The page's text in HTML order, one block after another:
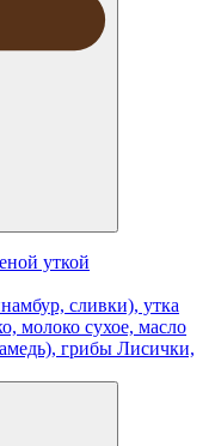
уткой
сливки), утка
молоко сухое, масло
грибы Лисички,